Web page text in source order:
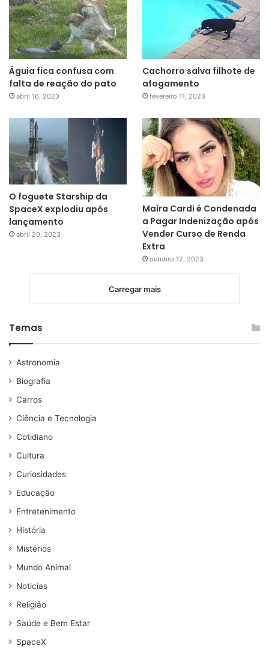
Águia fica confusa com
falta de reação do pato
abril 16, 2023
Cachorro salva filhote de
afogamento
fevereiro 11, 2023
O foguete Starship da
SpaceX explodiu após
lançamento
abril 20, 2023
Maíra Cardi é Condenada
a Pagar Indenização após
Vender Curso de Renda
Extra
outubro 12, 2023
Carregar mais
Temas
Astronomia
Biografia
Carros
Ciência e Tecnologia
Cotidiano
Cultura
Curiosidades
Educação
Entretenimento
História
Mistérios
Mundo Animal
Noticias
Religião
Saúde e Bem Estar
SpaceX